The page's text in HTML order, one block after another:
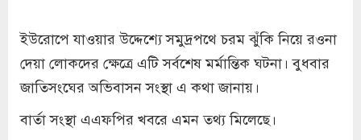
ইউরোপে যাওয়ার উদ্দেশ্যে সমুদ্রপথে চরম ঝুঁকি নিয়ে রওনা
দেয়া লোকদের ক্ষেত্রে এটি সর্বশেষ মর্মান্তিক ঘটনা। বুধবার
জাতিসংঘের অভিবাসন সংস্থা এ কথা জানায়।
বার্তা সংস্থা এএফপির খবরে এমন তথ্য মিলেছে।